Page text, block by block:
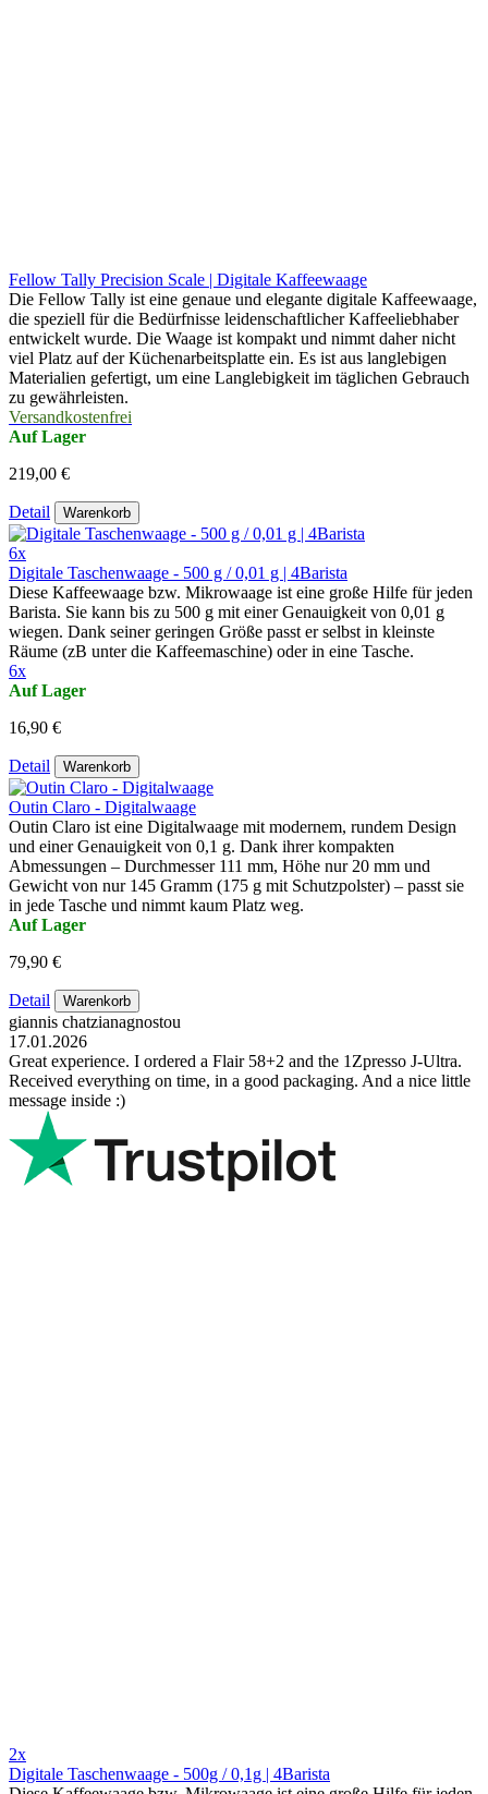
Fellow Tally Precision Scale | Digitale Kaffeewaage
Die Fellow Tally ist eine genaue und elegante digitale Kaffeewaage,
die speziell für die Bedürfnisse leidenschaftlicher Kaffeeliebhaber
entwickelt wurde. Die Waage ist kompakt und nimmt daher nicht
viel Platz auf der Küchenarbeitsplatte ein. Es ist aus langlebigen
Materialien gefertigt, um eine Langlebigkeit im täglichen Gebrauch
zu gewährleisten.
Versandkostenfrei
Auf Lager
219,00 €
Detail Warenkorb
6x
Digitale Taschenwaage - 500 g / 0,01 g | 4Barista
Diese Kaffeewaage bzw. Mikrowaage ist eine große Hilfe für jeden
Barista. Sie kann bis zu 500 g mit einer Genauigkeit von 0,01 g
wiegen. Dank seiner geringen Größe passt er selbst in kleinste
Räume (zB unter die Kaffeemaschine) oder in eine Tasche.
6x
Auf Lager
16,90 €
Detail Warenkorb
Outin Claro - Digitalwaage
Outin Claro ist eine Digitalwaage mit modernem, rundem Design
und einer Genauigkeit von 0,1 g. Dank ihrer kompakten
Abmessungen – Durchmesser 111 mm, Höhe nur 20 mm und
Gewicht von nur 145 Gramm (175 g mit Schutzpolster) – passt sie
in jede Tasche und nimmt kaum Platz weg.
Auf Lager
79,90 €
Detail Warenkorb
giannis chatzianagnostou
17.01.2026
Great experience. I ordered a Flair 58+2 and the 1Zpresso J-Ultra.
Received everything on time, in a good packaging. And a nice little
message inside :)
2x
Digitale Taschenwaage - 500g / 0,1g | 4Barista